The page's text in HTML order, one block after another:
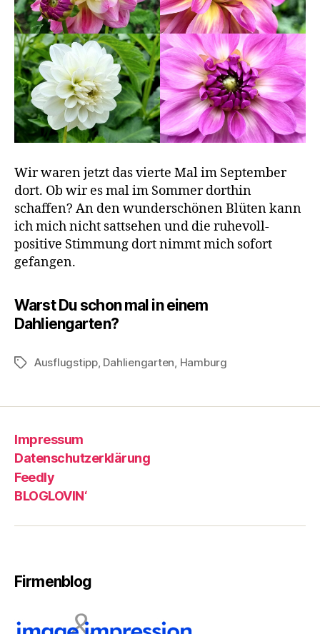
Wir waren jetzt das vierte Mal im September
dort. Ob wir es mal im Sommer dorthin
schaffen? An den wunderschönen Blüten kann
ich mich nicht sattsehen und die ruhevoll-
positive Stimmung dort nimmt mich sofort
gefangen.
Warst Du schon mal in einem
Dahliengarten?
Schlagwörter
Ausflugstipp, Dahliengarten, Hamburg
Impressum
Datenschutzerklärung
Feedly
BLOGLOVIN‘
Firmenblog